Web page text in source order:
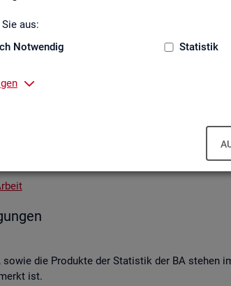
aus:
Notwendig
Statistik
der Sta­tis­tik der
die Pro­duk­te der Sta­tis­tik der BA ste­hen
ist.